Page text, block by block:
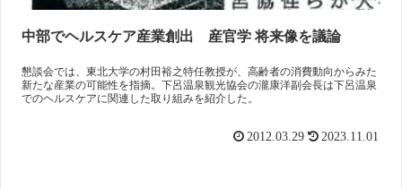
中部でヘルスケア産業創出 産官学 将来像を議論
懇談会では、東北大学の村田裕之特任教授が、高齢者の消費動向からみた
新たな産業の可能性を指摘。下呂温泉観光協会の瀧康洋副会長は下呂温泉
でのヘルスケアに関連した取り組みを紹介した。
2012.03.29 2023.11.01